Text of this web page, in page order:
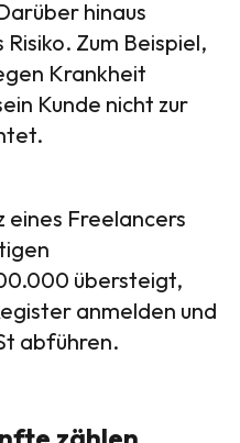
hinaus
Zum Beispiel,
Krankheit
Kunde nicht zur
eines Freelancers
übersteigt,
anmelden und
abführen.